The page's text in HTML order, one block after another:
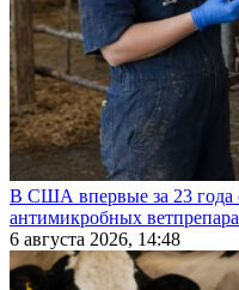
В США впервые за 23 года
антимикробных
6 августа 2026, 14:48